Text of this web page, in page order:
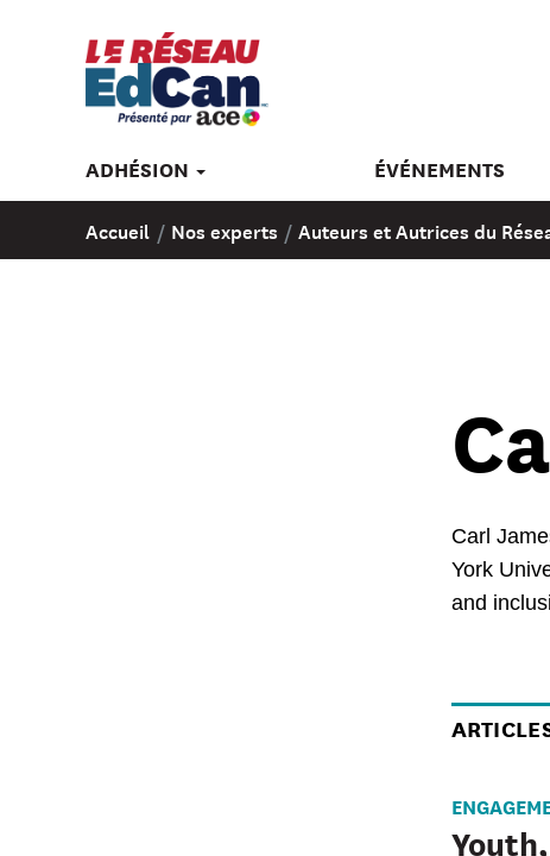
ADHÉSION ÉVÉNEMENTS
Accueil / Nos experts / Auteurs et Autrices du
Carl
York
and